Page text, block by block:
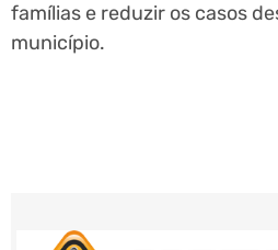
famílias e reduzir os casos
município.